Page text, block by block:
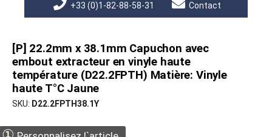
+33 (0)1-82-88-58-31 Contact
[P] 22.2mm x 38.1mm Capuchon avec
embout extracteur en vinyle haute
température (D22.2FPTH) Matière: Vinyle
haute T°C Jaune
SKU D22.2FPTH38.1Y